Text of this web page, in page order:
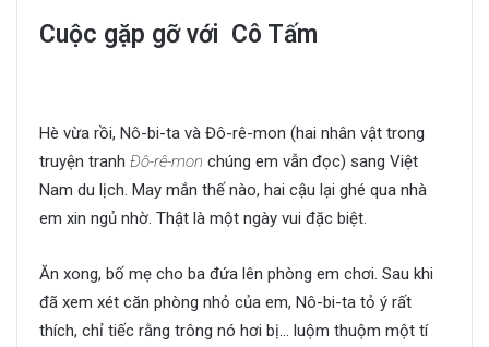
Cuộc gặp gỡ với Cô Tấm
Hè vừa rồi, Nô-bi-ta và Đô-rê-mon (hai nhân vật trong
truyện tranh Đô-rê-mon chúng em vẫn đọc) sang Việt
Nam du lịch. May mắn thế nào, hai cậu lại ghé qua nhà
em xin ngủ nhờ. Thật là một ngày vui đặc biệt.
Ăn xong, bố mẹ cho ba đứa lên phòng em chơi. Sau khi
đã xem xét căn phòng nhỏ của em, Nô-bi-ta tỏ ý rất
thích, chỉ tiếc rằng trông nó hơi bị… luộm thuộm một tí